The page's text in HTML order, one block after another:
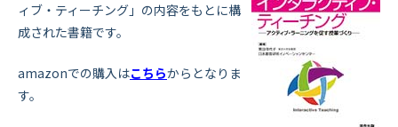
ィブ・ティーチング」の内容をもとに構
成された書籍です。
amazonでの購入はこちらからとなりま
す。